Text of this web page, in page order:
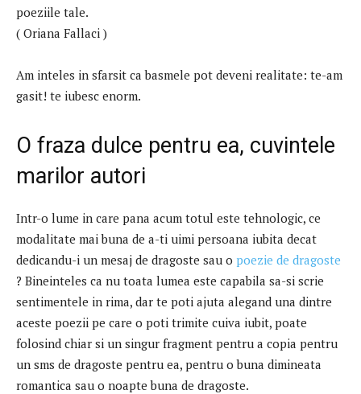
poeziile tale.
( Oriana Fallaci )
Am inteles in sfarsit ca basmele pot deveni realitate: te-am
gasit! te iubesc enorm.
O fraza dulce pentru ea, cuvintele
marilor autori
Intr-o lume in care pana acum totul este tehnologic, ce
modalitate mai buna de a-ti uimi persoana iubita decat
dedicandu-i un mesaj de dragoste sau o poezie de dragoste
? Bineinteles ca nu toata lumea este capabila sa-si scrie
sentimentele in rima, dar te poti ajuta alegand una dintre
aceste poezii pe care o poti trimite cuiva iubit, poate
folosind chiar si un singur fragment pentru a copia pentru
un sms de dragoste pentru ea, pentru o buna dimineata
romantica sau o noapte buna de dragoste.